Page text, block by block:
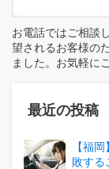
お電話ではご相談
望されるお客様の
ました。お気軽に
最近の投稿
【福
敗する